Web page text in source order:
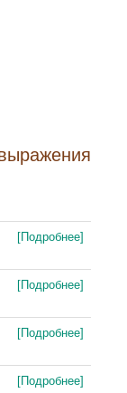
[Подробнее]
[Подробнее]
[Подробнее]
[Подробнее]